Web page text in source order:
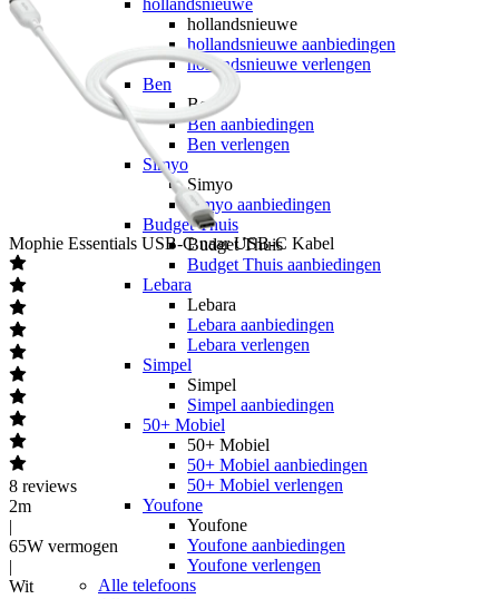
hollandsnieuwe
hollandsnieuwe
hollandsnieuwe aanbiedingen
hollandsnieuwe verlengen
Ben
Ben
Ben aanbiedingen
Ben verlengen
Simyo
Simyo
Simyo aanbiedingen
Budget Thuis
Budget Thuis
Budget Thuis aanbiedingen
Lebara
Lebara
Lebara aanbiedingen
Lebara verlengen
Simpel
Simpel
Simpel aanbiedingen
50+ Mobiel
50+ Mobiel
50+ Mobiel aanbiedingen
50+ Mobiel verlengen
Youfone
Youfone
Youfone aanbiedingen
Youfone verlengen
Alle telefoons
Mophie Essentials USB-C naar USB-C Kabel
8 reviews
2m
|
65W vermogen
|
Wit